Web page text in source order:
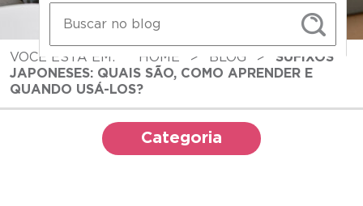
VOCÊ ESTÁ EM: HOME > BLOG >
SUFIXOS
JAPONESES: QUAIS SÃO, COMO APRENDER E
QUANDO USÁ-LOS?
Categoria